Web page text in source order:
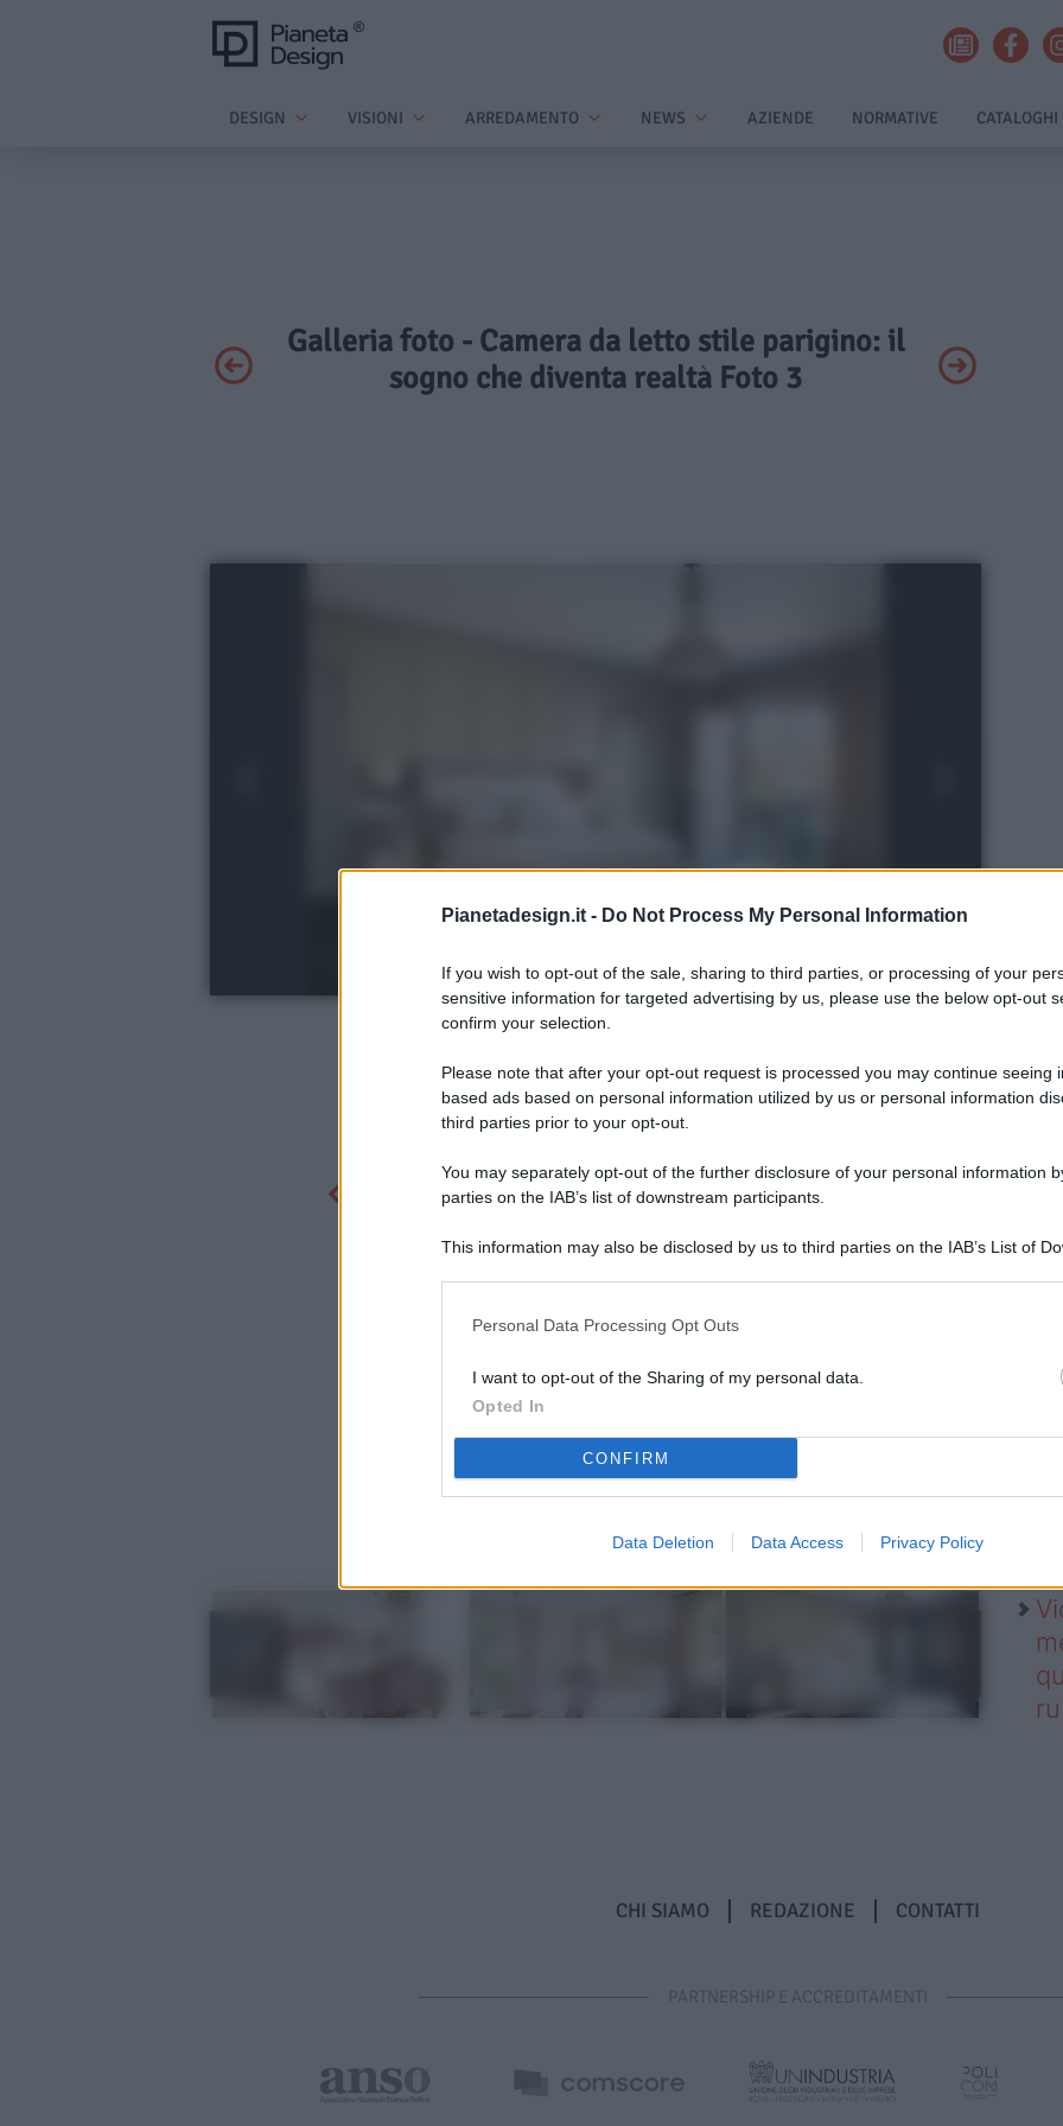
Pianetadesign.it - Do Not Process My Personal Information
If you wish to opt-out of the sale, sharing to third parties, or processing of your
sensitive information for targeted advertising by us, please use the below opt-out
confirm your selection.
Please note that after your opt-out request is processed you may continue seeing
based ads based on personal information utilized by us or personal information
third parties prior to your opt-out.
You may separately opt-out of the further disclosure of your personal information
parties on the IAB’s list of downstream participants.
This information may also be disclosed by us to third parties on the IAB’s List of
Personal Data Processing Opt Outs
I want to opt-out of the Sharing of my personal data.
Opted In
CONFIRM
Data Deletion Data Access Privacy Policy
DESIGN VISIONI ARREDAMENTO NEWS AZIENDE NORMATIVE CATALOGHI
Galleria foto - Camera da letto stile parigino: il
sogno che diventa realtà Foto 3
CHI SIAMO REDAZIONE CONTATTI
PARTNERSHIP E ACCREDITAMENTI